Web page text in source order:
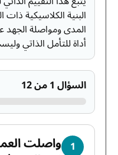
البنية الكلاسيكية ذات
المدى ومواصلة
أداة للتأمل الذاتي
السؤال 1 من 12
1 واصلت